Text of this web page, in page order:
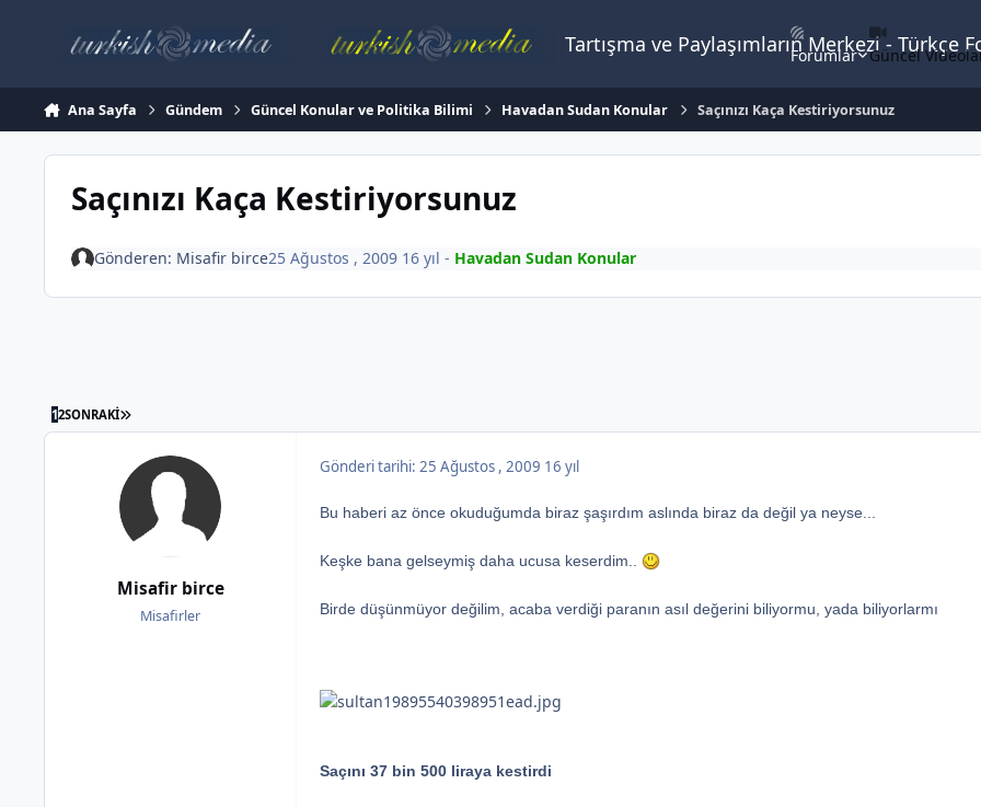
Tartışma ve Paylaşımların Merkezi -
Forumlar Güncel
Ana Sayfa Gündem Güncel Konular ve Politika Bilimi Havadan Sudan Konular Saçınızı Kaça Kestiriyorsunuz
Saçınızı Kaça Kestiriyorsunuz
Gönderen: Misafir birce25 Ağustos , 2009 16 yıl - Havadan Sudan Konular
12SONRAKI SON SAYFA
Misafir birce
Misafirler
Gönderi tarihi: 25 Ağustos , 2009 16 yıl
Bu haberi az önce okuduğumda biraz şaşırdım aslında biraz da değil ya neyse...
Keşke bana gelseymiş daha ucusa keserdim..
Birde düşünmüyor değilim, acaba verdiği paranın asıl değerini biliyormu, yada biliyorlarmı
Saçını 37 bin 500 liraya kestirdi